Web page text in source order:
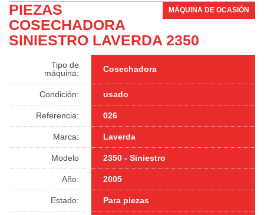
MÁQUINA DE OCASIÓN
PIEZAS
COSECHADORA
SINIESTRO LAVERDA 2350
Tipo de
máquina:
Cosechadora
Condición: usado
Referencia: 026
Marca: Laverda
Modelo 2350 - Siniestro
Año: 2005
Estado: Para piezas